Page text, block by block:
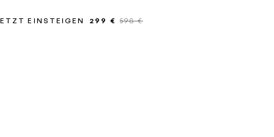
EINSTEIGEN 299 € 598 €